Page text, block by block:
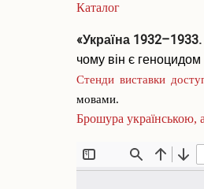
Каталог
«Україна
чому він є геноцидом
Стенди виставки
мовами.
Брошура українською,